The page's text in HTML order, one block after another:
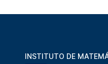
INSTITUTO DE